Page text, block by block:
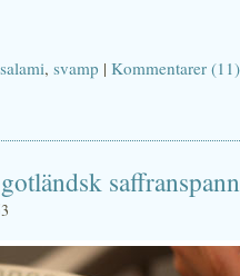
salami, svamp | Kommentarer (11)